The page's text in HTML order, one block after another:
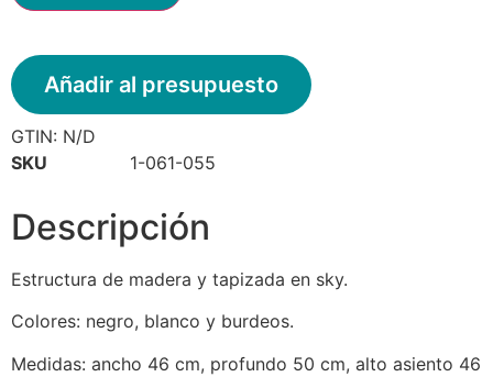
Añadir al presupuesto
GTIN: N/D
SKU
1-061-055
Descripción
Estructura de madera y tapizada en sky.
Colores: negro, blanco y burdeos.
Medidas: ancho 46 cm, profundo 50 cm, alto asiento 46